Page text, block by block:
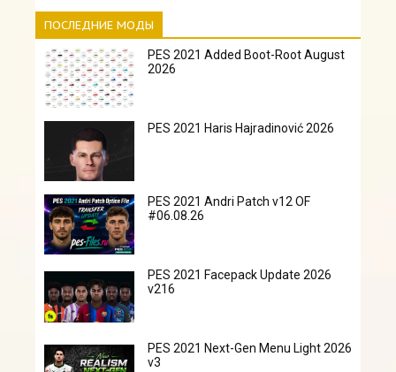
ПОСЛЕДНИЕ МОДЫ
PES 2021 Added Boot-Root August
2026
PES 2021 Haris Hajradinović 2026
PES 2021 Andri Patch v12 OF
#06.08.26
PES 2021 Facepack Update 2026
v216
PES 2021 Next-Gen Menu Light 2026
v3